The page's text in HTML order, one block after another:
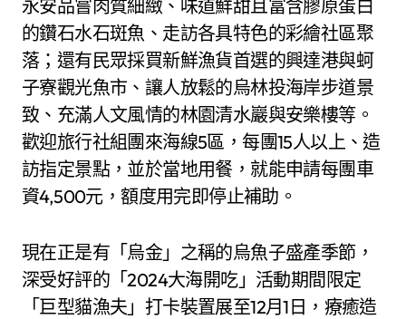
永安品嘗肉質細緻、味道鮮甜且富含膠原蛋白
的鑽石水石斑魚、走訪各具特色的彩繪社區聚
落；還有民眾採買新鮮漁貨首選的興達港與蚵
子寮觀光魚市、讓人放鬆的烏林投海岸步道景
致、充滿人文風情的林園清水巖與安樂樓等。
歡迎旅行社組團來海線5區，每團15人以上、造
訪指定景點，並於當地用餐，就能申請每團車
資4,500元，額度用完即停止補助。
現在正是有「烏金」之稱的烏魚子盛產季節，
深受好評的「2024大海開吃」活動期間限定
「巨型貓漁夫」打卡裝置展至12月1日，療癒造